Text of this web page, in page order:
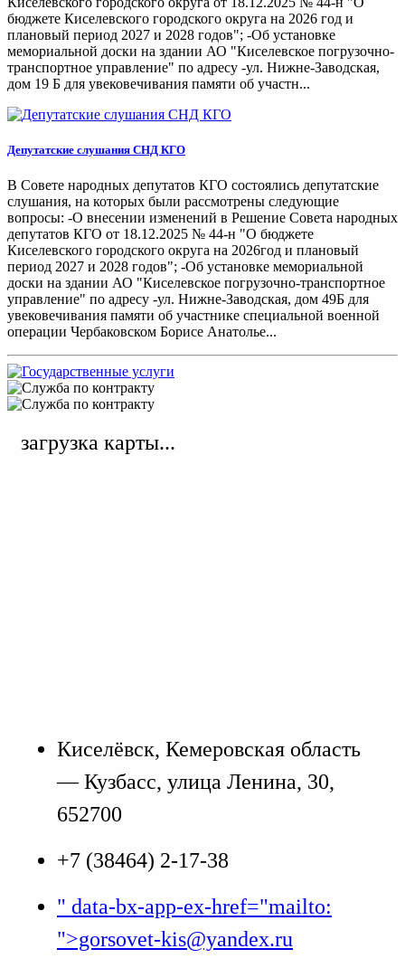
бюджете Киселевского городского округа на 2026 год и
плановый период 2027 и 2028 годов"; -Об установке
мемориальной доски на здании АО "Киселевское погрузочно-
транспортное управление" по адресу -ул. Нижне-Заводская,
дом 19 Б для увековечивания памяти об участн...
Депутатские слушания СНД КГО
В Совете народных депутатов КГО состоялись депутатские
слушания, на которых были рассмотрены следующие
вопросы: -О внесении изменений в Решение Совета народных
депутатов КГО от 18.12.2025 № 44-н "О бюджете
Киселевского городского округа на 2026год и плановый
период 2027 и 2028 годов"; -Об установке мемориальной
доски на здании АО "Киселевское погрузочно-транспортное
управление" по адресу -ул. Нижне-Заводская, дом 49Б для
увековечивания памяти об участнике специальной военной
операции Чербаковском Борисе Анатолье...
загрузка карты...
Киселёвск, Кемеровская область
— Кузбасс, улица Ленина, 30,
652700
+7 (38464) 2-17-38
" data-bx-app-ex-href="mailto:
">gorsovet-kis@yandex.ru